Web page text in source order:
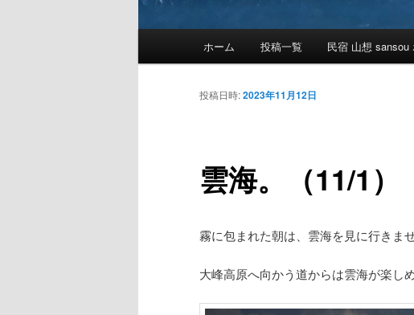
メ
イ
コ
テ
ン
ホーム 投稿一覧 民宿 山想 sansou
雲海。（11/1）
投稿日時:2023年11月12日
霧に包まれた朝は、雲海を見に行きま
大峰高原へ向かう道からは雲海が楽しめ